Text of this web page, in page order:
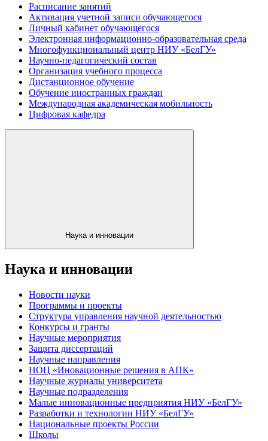
Расписание занятий
Активация учетной записи обучающегося
Личный кабинет обучающегося
Электронная информационно-образовательная среда
Многофункциональный центр НИУ «БелГУ»
Научно-педагогический состав
Организация учебного процесса
Дистанционное обучение
Обучение иностранных граждан
Международная академическая мобильность
Цифровая кафедра
Наука и инновации
Наука и инновации
Новости науки
Программы и проекты
Структура управления научной деятельностью
Конкурсы и гранты
Научные мероприятия
Защита диссертаций
Научные направления
НОЦ «Иновационные решения в АПК»
Научные журналы университета
Научные подразделения
Малые инновационные предприятия НИУ «БелГУ»
Разработки и технологии НИУ «БелГУ»
Национальные проекты России
Школы